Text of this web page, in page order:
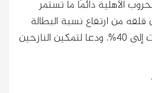
الأهلية دائمًا ما تستمر
عن قلقه من ارتفاع نسبة البطالة
وسط الشباب حيث وصلت إلى 40%، ودعا لتمكين النازحين